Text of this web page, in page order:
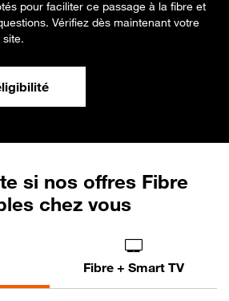
pour faciliter ce passage à la fibre et
Vérifiez dès maintenant votre
si nos offres Fibre
chez vous
Fibre + Smart TV